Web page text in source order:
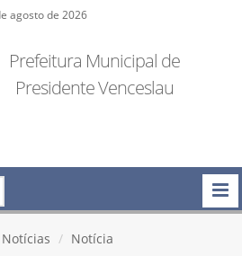
agosto de 2026
Prefeitura Municipal de
Presidente Venceslau
Notícias Notícia